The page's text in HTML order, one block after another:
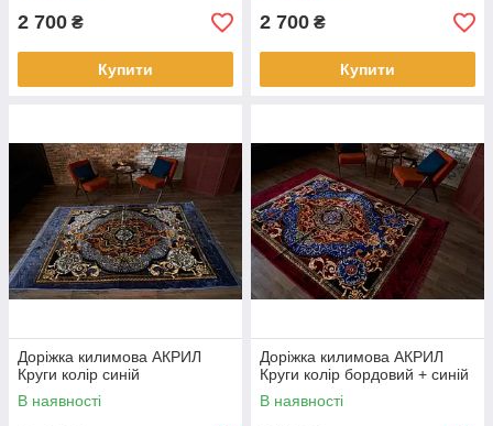
2 700 ₴
Купити
2 700 ₴
Купити
Доріжка килимова АКРИЛ
Круги колір синій
В наявності
Доріжка килимова АКРИЛ
Круги колір бордовий + синій
В наявності